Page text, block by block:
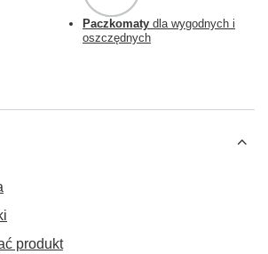
Paczkomaty dla wygodnych i
oszczędnych
produkt